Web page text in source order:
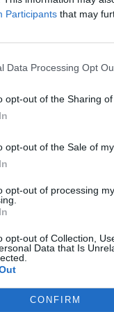
Participants that may
Data Processing Opt
opt-out of the Sharing
opt-out of the Sale of
opt-out of processing
opt-out of Collection,
Data that Is
CONFIRM
Pazari,
Qytetit të
tashmë është
një rol